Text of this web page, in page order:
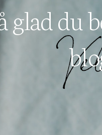
glad du